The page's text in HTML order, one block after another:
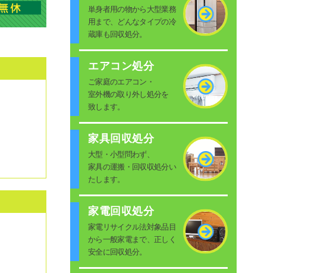
単身者用の物から大型業務
用まで、どんなタイプの冷
蔵庫も回収処分。
エアコン処分
ご家庭のエアコン・
室外機の取り外し処分を
致します。
家具回収処分
大型・小型問わず、
家具の運搬・回収収処分い
たします。
家電回収処分
家電リサイクル法対象品目
から一般家電まで、正しく
安全に回収処分。